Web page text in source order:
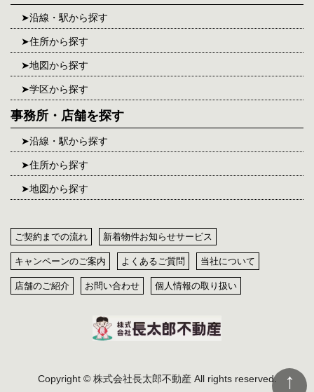
沿線・駅から探す
住所から探す
地図から探す
学区から探す
事務所・店舗を探す
沿線・駅から探す
住所から探す
地図から探す
ご契約までの流れ 新着物件お知らせサービス
キャンペーンのご案内 よくあるご質問 当社について
店舗のご紹介 お問い合わせ 個人情報の取り扱い
Copyright © 株式会社長太郎不動産 All rights reserved.